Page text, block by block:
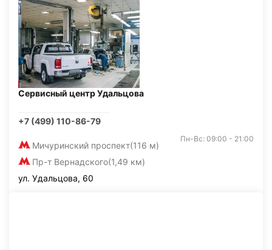
Сервисный центр Удальцова
+7 (499) 110-86-79
Мичуринский проспект(116 м)
Пр-т Вернадского(1,49 км)
Пн-Вс: 09:00 - 21:00
ул. Удальцова, 60